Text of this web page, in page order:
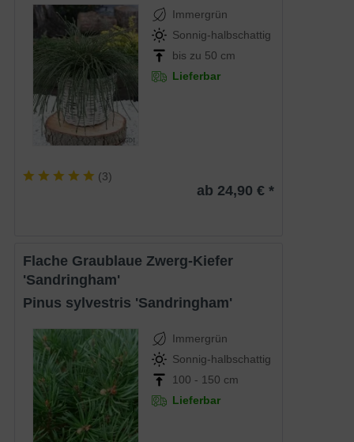
Immergrün
Sonnig-halbschattig
bis zu 50 cm
Lieferbar
(3)
ab 24,90 € *
Flache Graublaue Zwerg-Kiefer
'Sandringham'
Pinus sylvestris 'Sandringham'
Immergrün
Sonnig-halbschattig
100 - 150 cm
Lieferbar